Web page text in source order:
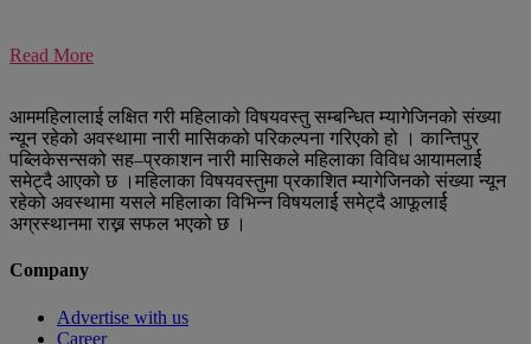
Read More
आममहिलालाई लक्षित गरी महिलाको विषयवस्तु सम्बन्धित म्यागेजिनको संख्या
न्यून रहेको अवस्थामा नारी मासिकको परिकल्पना गरिएको हो । कान्तिपुर
पब्लिकेसन्सको सह–प्रकाशन नारी मासिकले महिलाका विविध आयामलार्ई
समेट्दै आएको छ ।महिलाका विषयवस्तुमा प्रकाशित म्यागेजिनको संख्या न्यून
रहेको अवस्थामा यसले महिलाका विभिन्न विषयलार्ई समेट्दै आफूलार्ई
अग्रस्थानमा राख्न सफल भएको छ ।
Company
Advertise with us
Career